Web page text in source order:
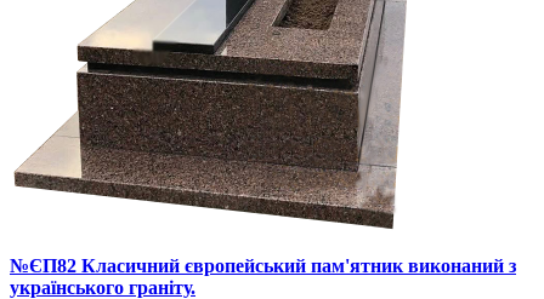
№ЄП82 Класичний європейський пам'ятник виконаний з
українського граніту.